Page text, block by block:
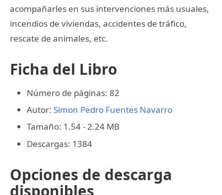
acompañarles en sus intervenciones más usuales,
incendios de viviendas, accidentes de tráfico,
rescate de animales, etc.
Ficha del Libro
Número de páginas: 82
Autor: Simon Pedro Fuentes Navarro
Tamaño: 1.54 - 2.24 MB
Descargas: 1384
Opciones de descarga
disponibles